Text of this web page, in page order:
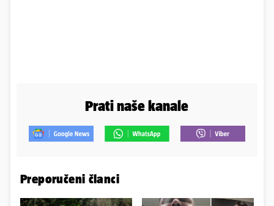
Prati naše kanale
Preporučeni članci